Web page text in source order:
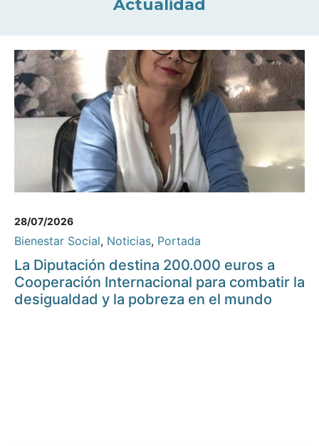
Actualidad
28/07/2026
Bienestar Social, Noticias, Portada
La Diputación destina 200.000 euros a
Cooperación Internacional para combatir la
desigualdad y la pobreza en el mundo